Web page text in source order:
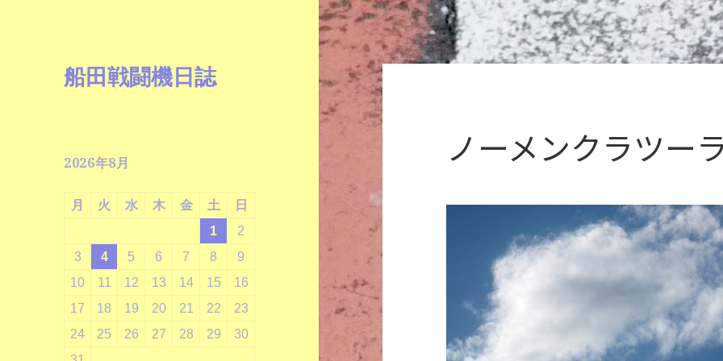
船田戦闘機日誌
2026年8月
月 火 水 木 金 土
日
1
2
3
4 5 6 7 8
9
10
11 12 13 14 15
16
17
18 19 20 21 22
23
24
25 26 27 28 29
30
ノーメンクラツー